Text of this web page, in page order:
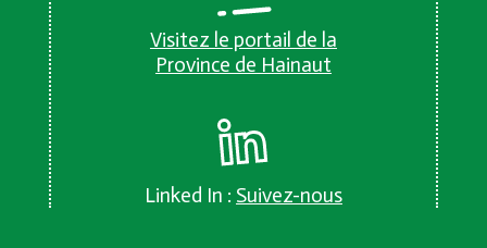
Visitez le portail de la
Province de Hainaut
Linked In : Suivez-nous